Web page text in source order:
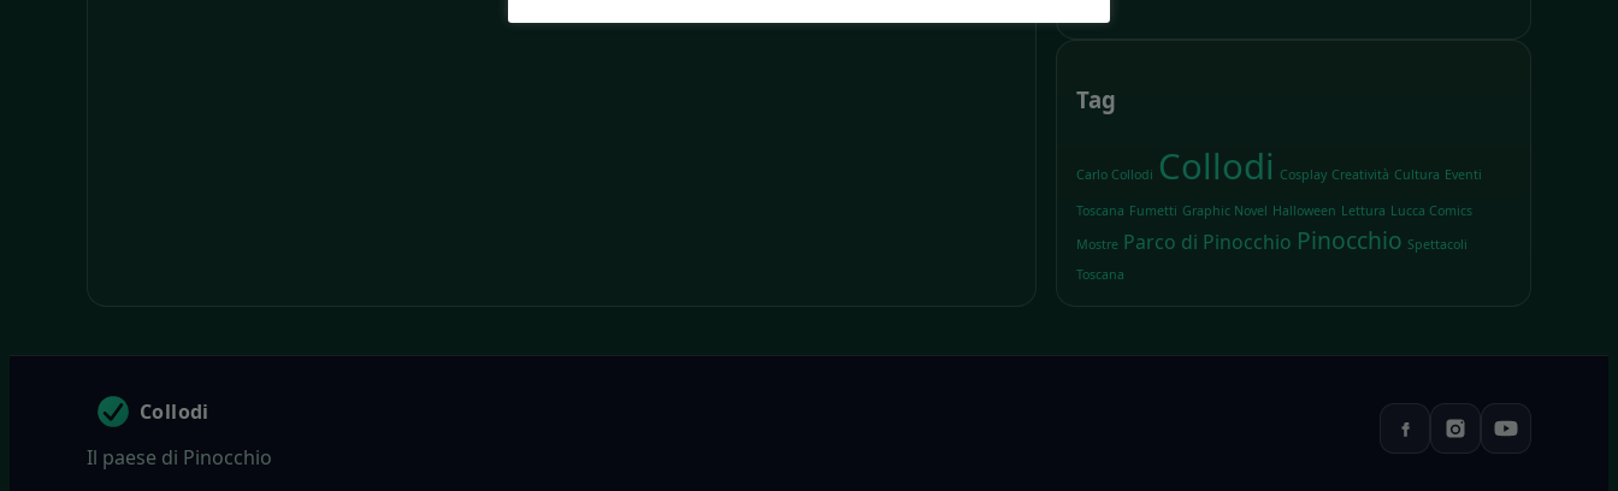
Tag
Carlo Collodi Collodi Cosplay Creatività Cultura Eventi
Toscana Fumetti Graphic Novel Halloween Lettura Lucca Comics
Mostre Parco di Pinocchio Pinocchio Spettacoli
Toscana
Collodi
Il paese di Pinocchio